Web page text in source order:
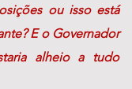
ou isso está
E o Governador
alheio a tudo